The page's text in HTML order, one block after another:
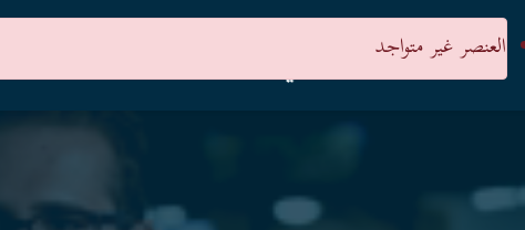
العنصر غير متواجد